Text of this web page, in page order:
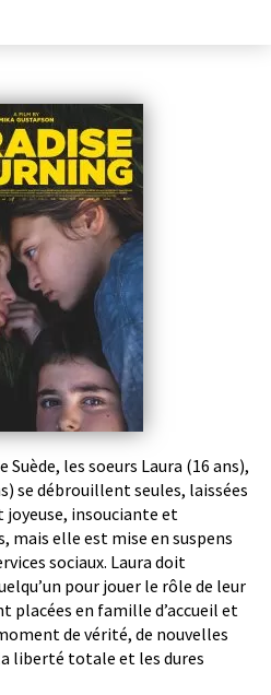
Suède, les soeurs Laura (16 ans),
se débrouillent seules, laissées
joyeuse, insouciante et
mais elle est mise en suspens
sociaux. Laura doit
pour jouer le rôle de leur
placées en famille d’accueil et
de vérité, de nouvelles
liberté totale et les dures